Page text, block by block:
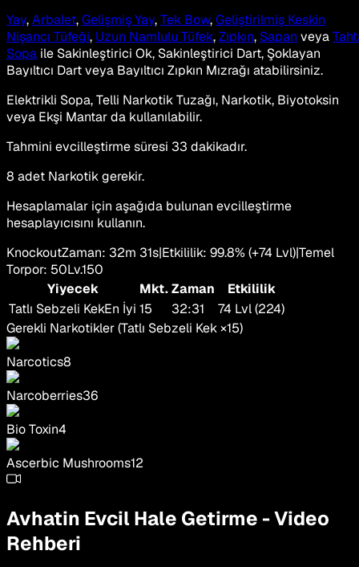
Yay,Arbalet,Gelişmiş Yay,Tek Bow,Geliştirilmiş Keskin
Nişancı Tüfeği, Uzun Namlulu Tüfek,Zıpkın, Sapan veya
Sopa ile Sakinleştirici Ok, Sakinleştirici Dart, Şoklayan
Bayıltıcı Dart veya Bayıltıcı Zıpkın Mızrağı atabilirsiniz.
Elektrikli Sopa, Telli Narkotik Tuzağı, Narkotik, Biyotoksin
veya Ekşi Mantar da kullanılabilir.
Tahmini evcilleştirme süresi 33 dakikadır.
8 adet Narkotik gerekir.
Hesaplamalar için aşağıda bulunan evcilleştirme
hesaplayıcısını kullanın.
KnockoutZaman: 32m 31s|Etkililik: 99.8% (+74 Lvl)|Temel
Torpor: 50Lv.150
Yiyecek
Mkt.Zaman
Etkililik
Tatlı Sebzeli KekEn İyi 15 32:31
74 Lvl (224)
Gerekli Narkotikler(Tatlı Sebzeli Kek×15)
Narcotics8
Narcoberries36
Bio Toxin4
Ascerbic Mushrooms12
Avhatin Evcil Hale Getirme-Video
Rehberi